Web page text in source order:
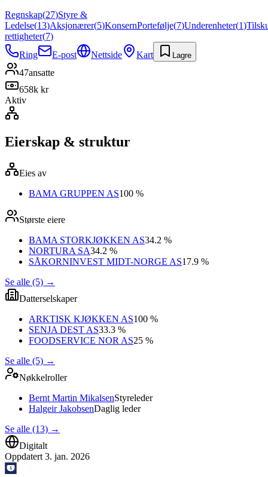
Regnskap(27)Styre &
Ledelse(13)Aksjonærer(5)KonsernPortefølje(7)Underenheter(1)
rettigheter(7)
Ring
E-post Nettside Kart Lagre
47ansatte
658k kr
Aktiv
Eierskap & struktur
Eies av
BAMA GRUPPEN AS100 %
Største eiere
BAMA STORKJØKKEN AS34.2 %
NORTURA SA34.2 %
SÅKORNINVEST MIDT-NORGE AS17.9 %
Se alle (5) →
Datterselskaper
ARKTISK KJØKKEN AS100 %
SENJA DEST AS33.3 %
FOODSERVICE NOR AS25 %
Se alle (5) →
Nøkkelroller
Bernt Martin MikalsenStyreleder
Halgeir JakobsenDaglig leder
Se alle (13) →
Digitalt
Oppdatert 3. jan. 2026